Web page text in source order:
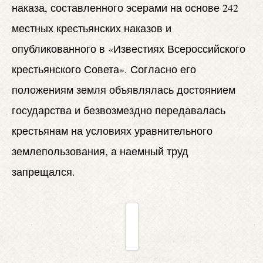
наказа, составленного эсерами на основе 242
местных крестьянских наказов и
опубликованного в «Известиях Всероссийского
крестьянского Совета». Согласно его
положениям земля объявлялась достоянием
государства и безвозмездно передавалась
крестьянам на условиях уравнительного
землепользования, а наемный труд
запрещался.